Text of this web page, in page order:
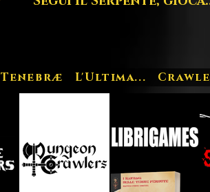
Tenebræ L'Ultima...